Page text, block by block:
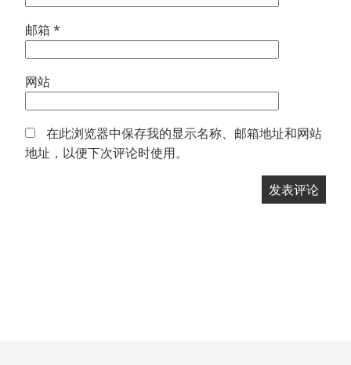
邮箱 *
网站
在此浏览器中保存我的显示名称、邮箱地址和网站
地址，以便下次评论时使用。